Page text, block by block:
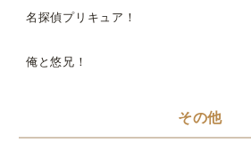
名探偵プリキュア！
俺と悠兄！
その他